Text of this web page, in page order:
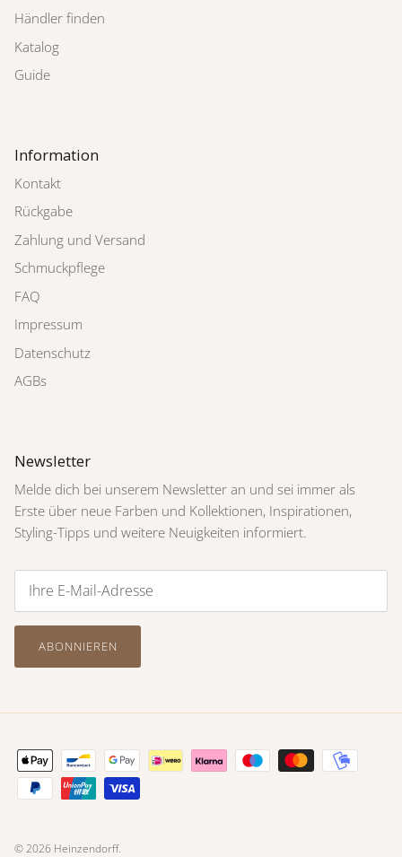
Händler finden
Katalog
Guide
Information
Kontakt
Rückgabe
Zahlung und Versand
Schmuckpflege
FAQ
Impressum
Datenschutz
AGBs
Newsletter
Melde dich bei unserem Newsletter an und sei immer als
Erste über neue Farben und Kollektionen, Inspirationen,
Styling-Tipps und weitere Neuigkeiten informiert.
ABONNIEREN
© 2026 Heinzendorff.